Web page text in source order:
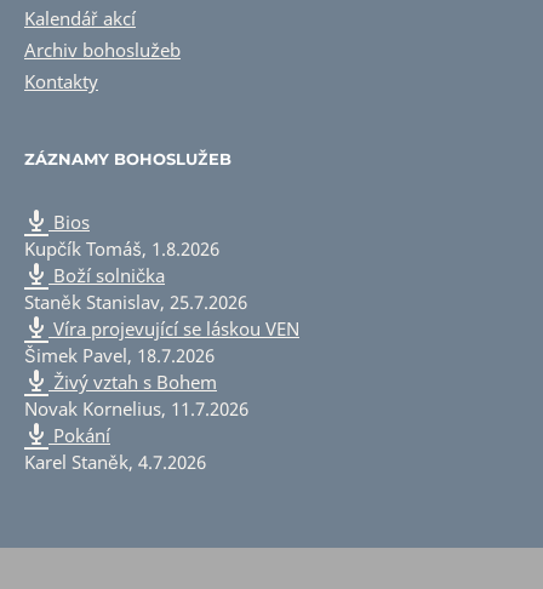
Kalendář akcí
Archiv bohoslužeb
Kontakty
ZÁZNAMY BOHOSLUŽEB
Bios
Kupčík Tomáš, 1.8.2026
Boží solnička
Staněk Stanislav, 25.7.2026
Víra projevující se láskou VEN
Šimek Pavel, 18.7.2026
Živý vztah s Bohem
Novak Kornelius, 11.7.2026
Pokání
Karel Staněk, 4.7.2026